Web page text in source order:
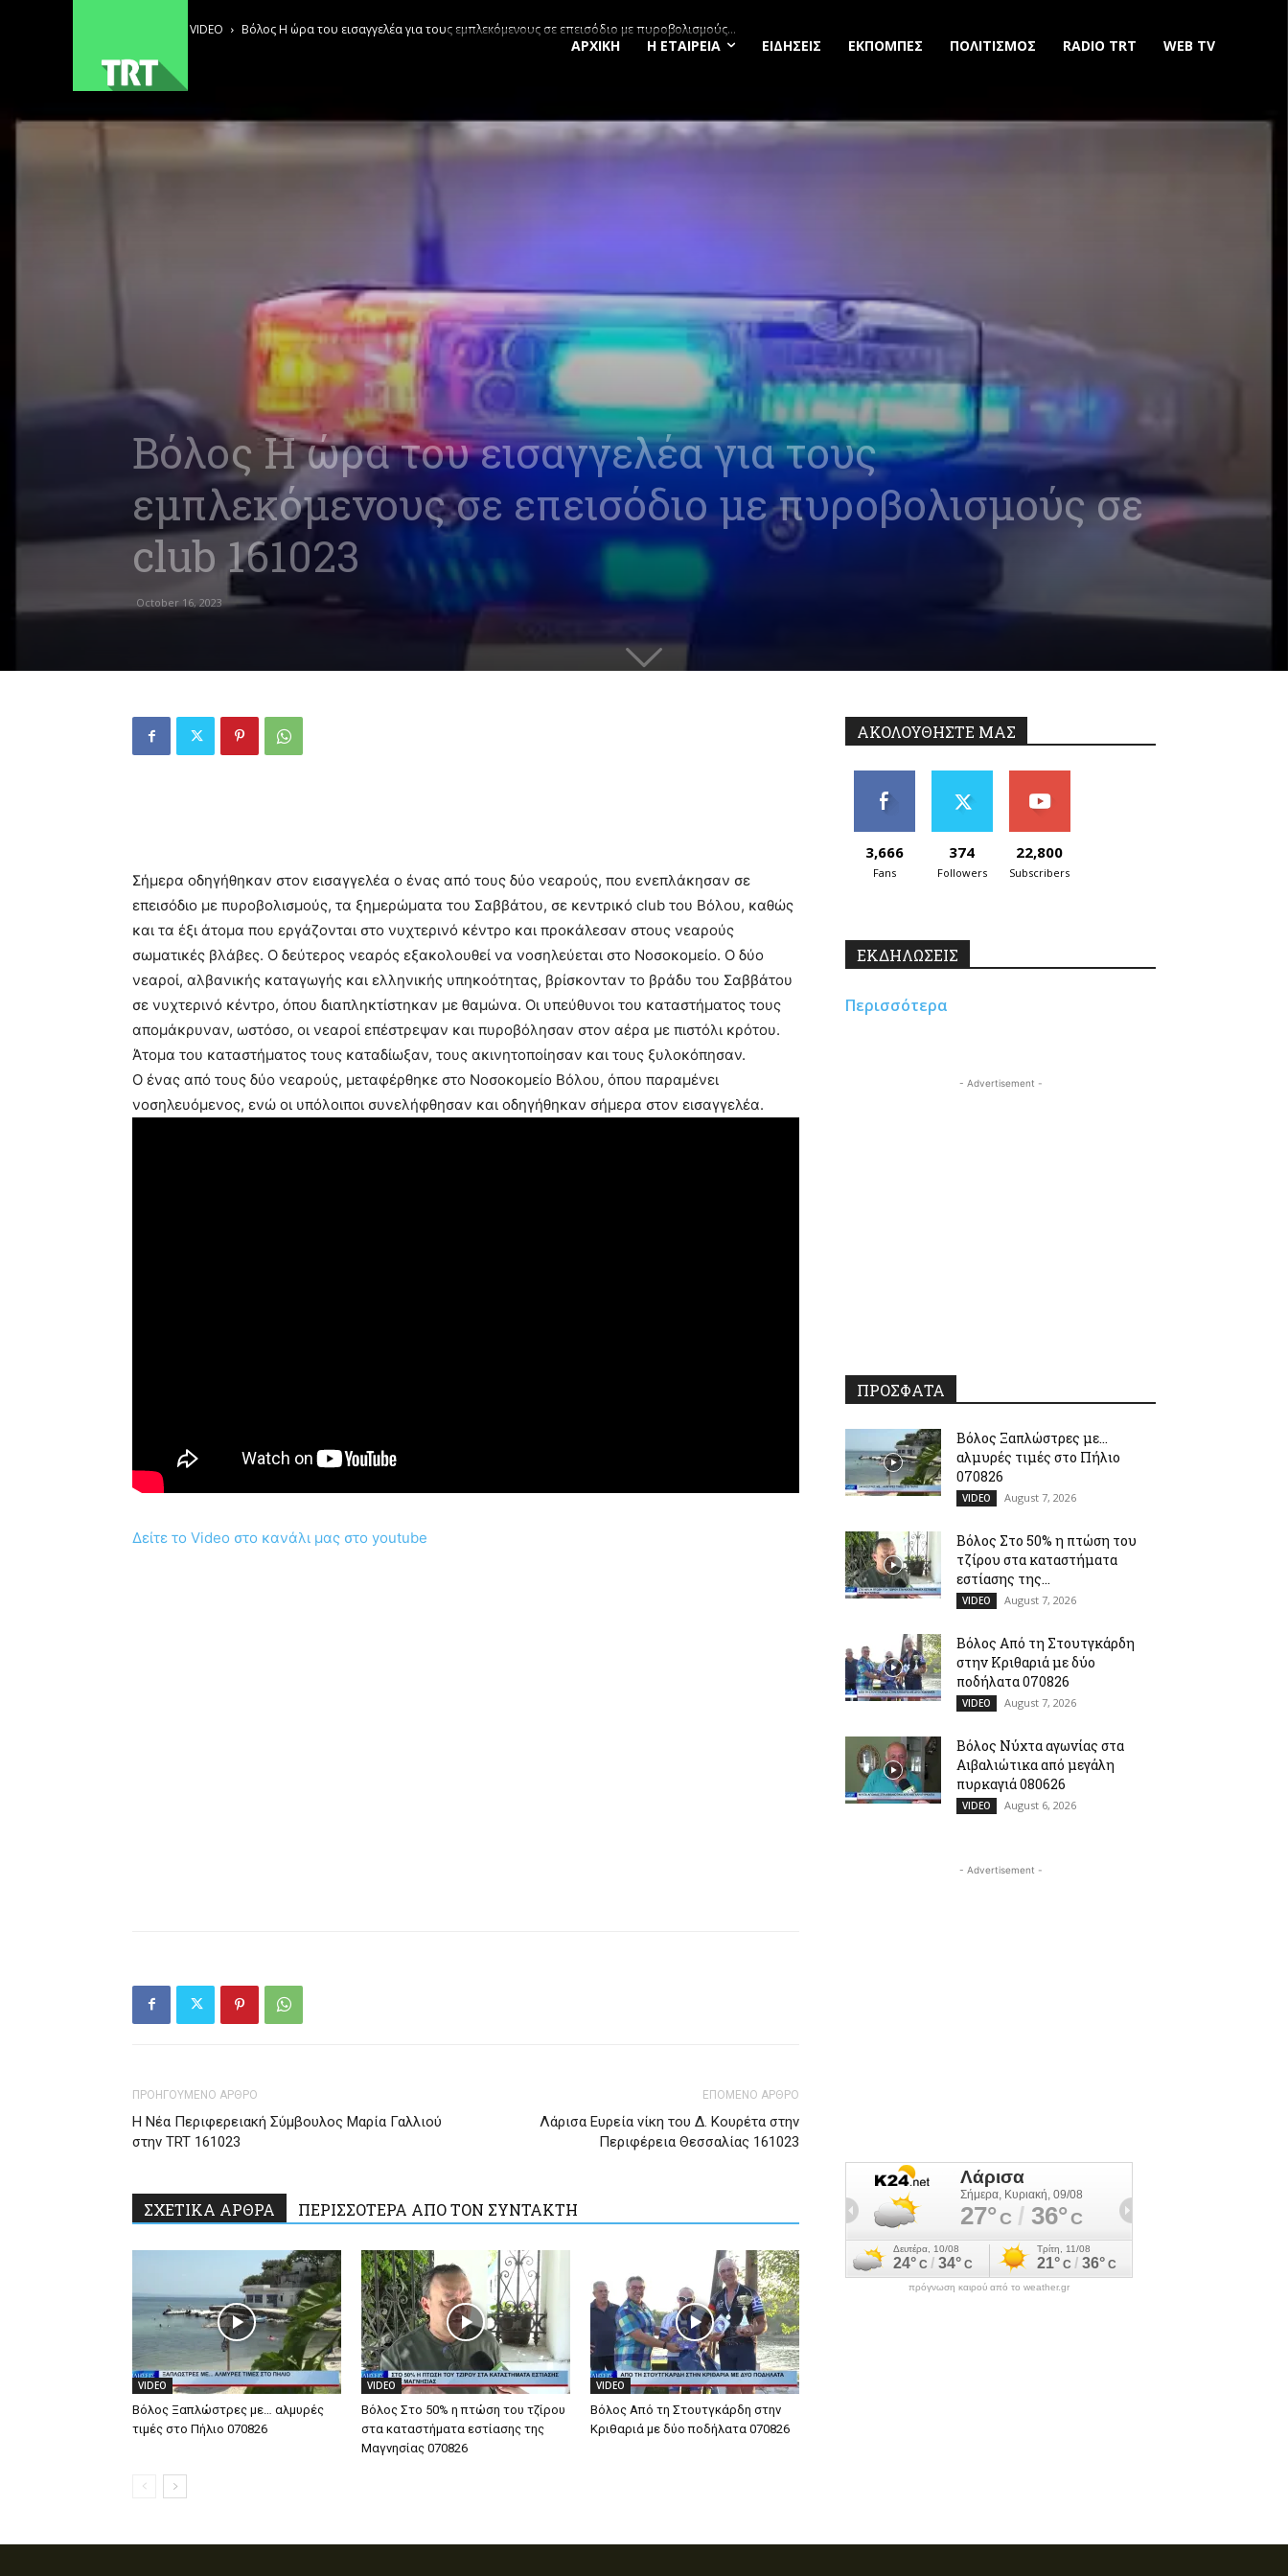
ΑΡΧΙΚΗ Η ΕΤΑΙΡΕΙΑ ΕΙΔΗΣΕΙΣ ΕΚΠΟΜΠΕΣ ΠΟΛΙΤΙΣΜΟΣ RADIO TRT WEB TV
VIDEO Βόλος Η ώρα του εισαγγελέα για τους εμπλεκόμενους σε επεισόδιο με πυροβολισμούς...
Βόλος Η ώρα του εισαγγελέα για τους
εμπλεκόμενους σε επεισόδιο με πυροβολισμούς σε
club 161023
October 16, 2023
Σήμερα οδηγήθηκαν στον εισαγγελέα ο ένας από τους δύο νεαρούς, που ενεπλάκησαν σε
επεισόδιο με πυροβολισμούς, τα ξημερώματα του Σαββάτου, σε κεντρικό club του Βόλου, καθώς
και τα έξι άτομα που εργάζονται στο νυχτερινό κέντρο και προκάλεσαν στους νεαρούς
σωματικές βλάβες. Ο δεύτερος νεαρός εξακολουθεί να νοσηλεύεται στο Νοσοκομείο. Ο δύο
νεαροί, αλβανικής καταγωγής και ελληνικής υπηκοότητας, βρίσκονταν το βράδυ του Σαββάτου
σε νυχτερινό κέντρο, όπου διαπληκτίστηκαν με θαμώνα. Οι υπεύθυνοι του καταστήματος τους
απομάκρυναν, ωστόσο, οι νεαροί επέστρεψαν και πυροβόλησαν στον αέρα με πιστόλι κρότου.
Άτομα του καταστήματος τους καταδίωξαν, τους ακινητοποίησαν και τους ξυλοκόπησαν.
Ο ένας από τους δύο νεαρούς, μεταφέρθηκε στο Νοσοκομείο Βόλου, όπου παραμένει
νοσηλευόμενος, ενώ οι υπόλοιποι συνελήφθησαν και οδηγήθηκαν σήμερα στον εισαγγελέα.
Δείτε το Video στο κανάλι μας στο youtube
ΠΡΟΗΓΟΥΜΕΝΟ ΑΡΘΡΟ
Η Νέα Περιφερειακή Σύμβουλος Μαρία Γαλλιού
στην TRT 161023
ΕΠΟΜΕΝΟ ΑΡΘΡΟ
Λάρισα Ευρεία νίκη του Δ. Κουρέτα στην
Περιφέρεια Θεσσαλίας 161023
ΣΧΕΤΙΚΑ ΑΡΘΡΑ ΠΕΡΙΣΣΟΤΕΡΑ ΑΠΟ ΤΟΝ ΣΥΝΤΑΚΤΗ
VIDEO
Βόλος Ξαπλώστρες με… αλμυρές
τιμές στο Πήλιο 070826
VIDEO
Βόλος Στο 50% η πτώση του τζίρου
στα καταστήματα εστίασης της
Μαγνησίας 070826
VIDEO
Βόλος Από τη Στουτγκάρδη στην
Κριθαριά με δύο ποδήλατα 070826
ΑΚΟΛΟΥΘΗΣΤΕ ΜΑΣ
3,666
Fans
374
Followers
22,800
Subscribers
ΕΚΔΗΛΩΣΕΙΣ
Περισσότερα
- Advertisement -
ΠΡΟΣΦΑΤΑ
Βόλος Ξαπλώστρες με…
αλμυρές τιμές στο Πήλιο
070826
VIDEO August 7, 2026
Βόλος Στο 50% η πτώση του
τζίρου στα καταστήματα
εστίασης της...
VIDEO August 7, 2026
Βόλος Από τη Στουτγκάρδη
στην Κριθαριά με δύο
ποδήλατα 070826
VIDEO August 7, 2026
Βόλος Νύχτα αγωνίας στα
Αιβαλιώτικα από μεγάλη
πυρκαγιά 080626
VIDEO August 6, 2026
- Advertisement -
πρόγνωση καιρού από το weather.gr